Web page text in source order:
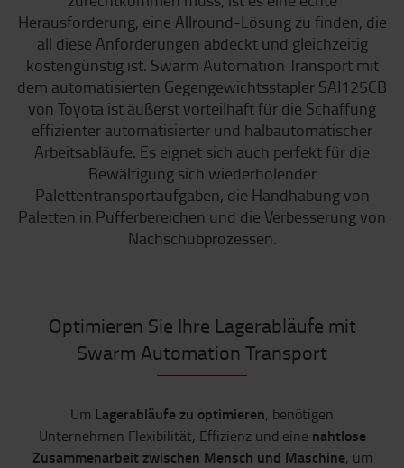
Herausforderung, eine Allround-Lösung zu finden, die
all diese Anforderungen abdeckt und gleichzeitig
kostengünstig ist. Swarm Automation Transport mit
dem automatisierten Gegengewichtsstapler SAI125CB
von Toyota ist äußerst vorteilhaft für die Schaffung
effizienter automatisierter und halbautomatischer
Arbeitsabläufe. Es eignet sich auch perfekt für die
Bewältigung sich wiederholender
Palettentransportaufgaben, die Handhabung von
Paletten in Pufferbereichen und die Verbesserung von
Nachschubprozessen.
Optimieren Sie Ihre Lagerabläufe mit
Swarm Automation Transport
Um Lagerabläufe zu optimieren, benötigen
Unternehmen Flexibilität, Effizienz und eine nahtlose
Zusammenarbeit zwischen Mensch und Maschine, um